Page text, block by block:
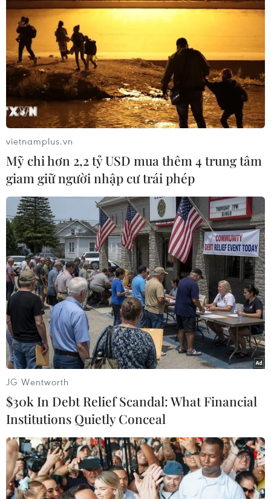
TIN LIÊN QUAN
Nhiều binh lính bị bắn chết trong loạt vụ
tấn công ở các nước châu Phi
20/05/2020 03:06
Đã có 12 binh sỹ thiệt mạng trong vụ tấn công do phiến
quân Boko Haram tiến hành nhằm vào một tiền đồn
quân sự tại khu vực Diffa, nơi thường xuyên xảy ra đụng
độ với các tay súng thánh chiến.
vietnamplus.vn
Mỹ chi hơn 2,2 tỷ USD mua thêm 4 trung tâm
giam giữ người nhập cư trái phép
JG Wentworth
$30k In Debt Relief Scandal: What Financial
Institutions Quietly Conceal